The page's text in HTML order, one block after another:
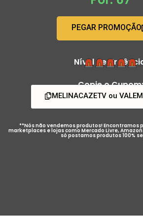
PEGAR PROMOÇÃO
Nível de
Copie o Cupom:
MELINACAZETV ou
**Nós não vendemos produtos! Encontramos
marketplaces e lojas como Mercado Livre,
só postamos produtos 100%